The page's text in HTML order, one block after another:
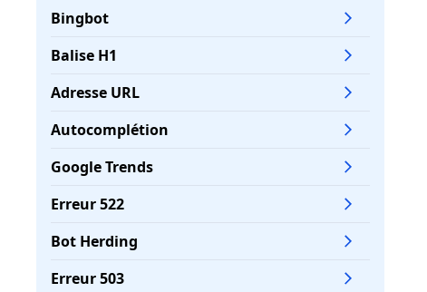
recherche ?
Comment améliorer l'indexation de
Quelles sont les meilleures pratiques
d'indexation pour le SEO en 2025 ?
Quels outils permettent de surveiller
impacts sur votre référencement ?
Faut-il indexer toutes les pages de
Bingbot
Balise H1
Adresse URL
Autocomplétion
Google Trends
Erreur 522
Bot Herding
Erreur 503